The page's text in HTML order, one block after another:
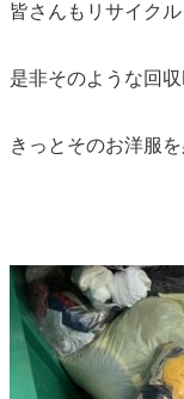
皆さんもリサイク
是非そのような回
きっとそのお洋服